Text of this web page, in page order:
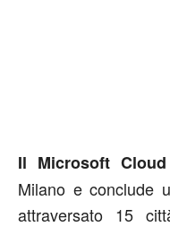
Il Microsoft
Milano e conclude
attraversato 15